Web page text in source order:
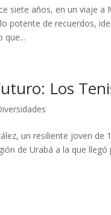
siete años, en un viaje
potente de recuerdos,
que...
Los
un resiliente joven
de Urabá a la que